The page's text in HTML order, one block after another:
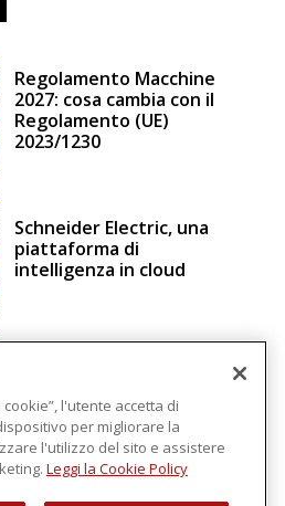
Regolamento Macchine
2027: cosa cambia con il
Regolamento (UE)
2023/1230
Schneider Electric, una
piattaforma di
intelligenza in cloud
Regolamento macchine
cookie”, l'utente accetta di
per migliorare la
l'utilizzo del sito e assistere
Leggi la Cookie Policy